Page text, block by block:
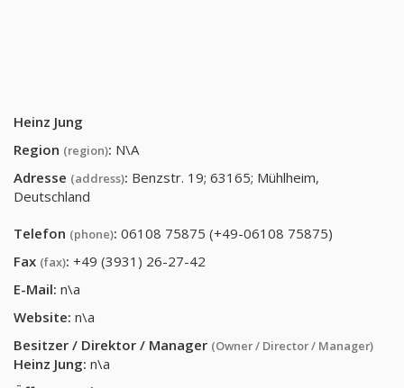
Heinz Jung
Region (region): N\A
Adresse (address): Benzstr. 19; 63165; Mühlheim,
Deutschland
Telefon (phone): 06108 75875 (+49-06108 75875)
Fax (fax): +49 (3931) 26-27-42
E-Mail: n\a
Website: n\a
Besitzer / Direktor / Manager (Owner / Director / Manager)
Heinz Jung: n\a